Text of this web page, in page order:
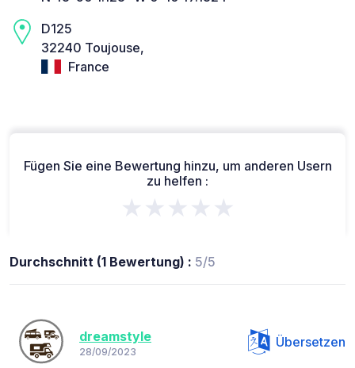
D125
32240 Toujouse,
France
Fügen Sie eine Bewertung hinzu, um anderen Usern
zu helfen :
★★★★★
Durchschnitt (1 Bewertung) : 5/5
dreamstyle
28/09/2023
Übersetzen